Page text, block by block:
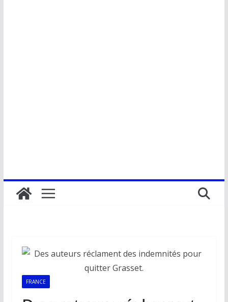
FRANCE